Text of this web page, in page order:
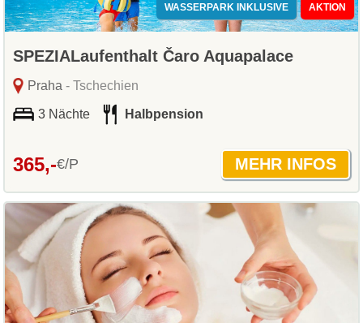
WASSERPARK INKLUSIVE AKTION
SPEZIALaufenthalt Čaro Aquapalace
Praha - Tschechien
3 Nächte Halbpension
365,-€/P